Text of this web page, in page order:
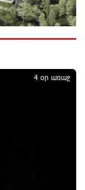
36 րոպե առաջ
քվեն.
համախմբվի այս
Արմեն
ավելին են,
թատրոն.
4 օր առաջ